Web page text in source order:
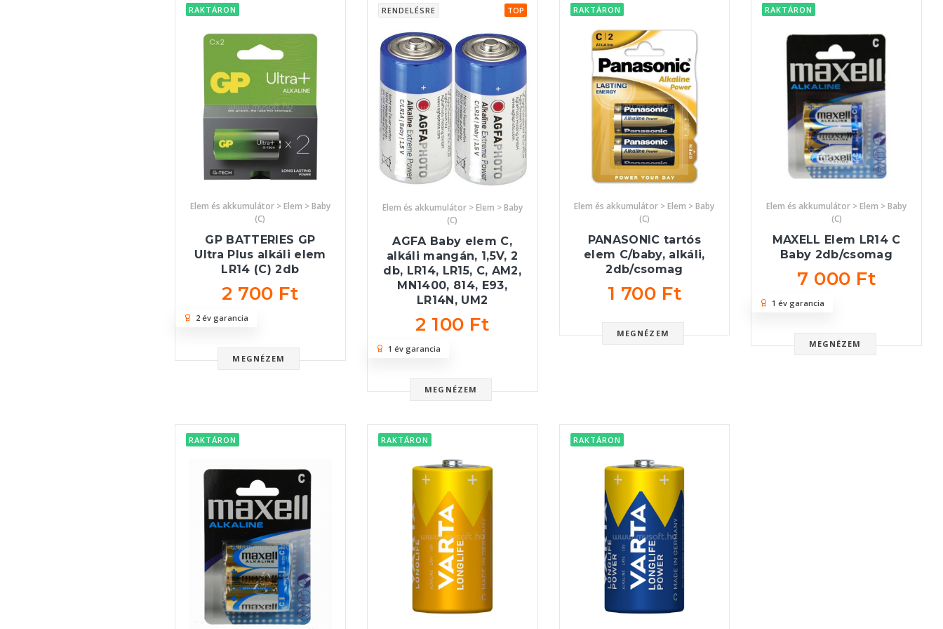
RAKTÁRON
Elem és akkumulátor > Elem > Baby
(C)
GP BATTERIES GP
Ultra Plus alkáli elem
LR14 (C) 2db
2 700 Ft
MEGNÉZEM
2 év garancia
RENDELÉSRE TOP
Elem és akkumulátor > Elem > Baby
(C)
AGFA Baby elem C,
alkáli mangán, 1,5V, 2
db, LR14, LR15, C, AM2,
MN1400, 814, E93,
LR14N, UM2
2 100 Ft
MEGNÉZEM
1 év garancia
RAKTÁRON
Elem és akkumulátor > Elem > Baby
(C)
PANASONIC tartós
elem C/baby, alkáli,
2db/csomag
1 700 Ft
MEGNÉZEM
RAKTÁRON
Elem és akkumulátor > Elem > Baby
(C)
MAXELL Elem LR14 C
Baby 2db/csomag
7 000 Ft
MEGNÉZEM
1 év garancia
RAKTÁRON RAKTÁRON RAKTÁRON